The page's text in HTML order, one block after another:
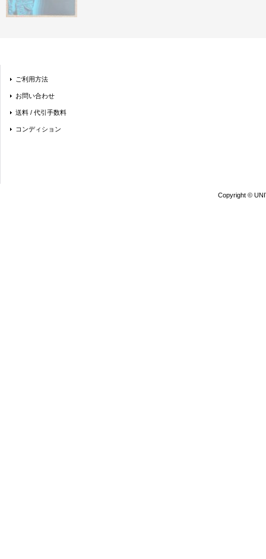
ご利用方法
お問い合わせ
送料 / 代引手数料
コンディション
Copyright ©